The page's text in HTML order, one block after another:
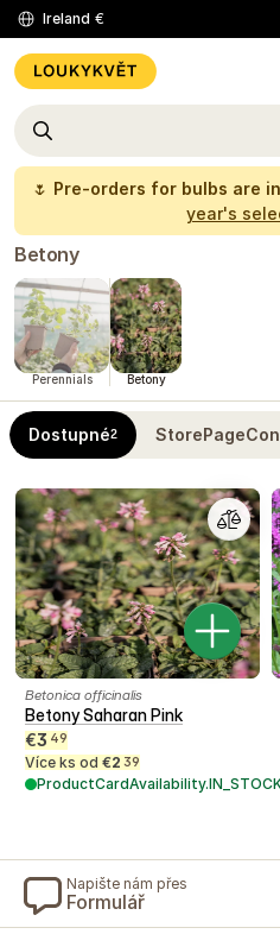
Ireland €
🌷 Pre-orders for bulbs are
year's
Betony
Perennials Betony
Dostupné2
Betonica officinalis
Betony Saharan Pink
€3 49
Více ks od €2 39
Napište nám přes
Formulář